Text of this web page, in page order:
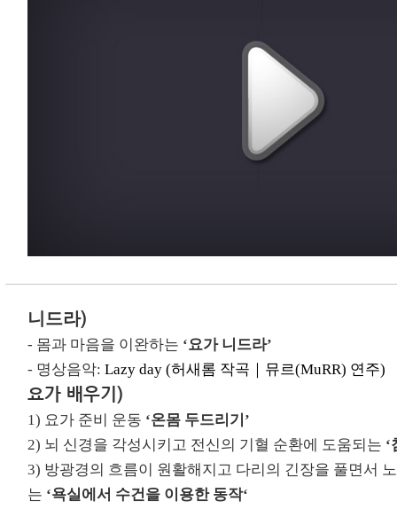
니드라)
- 몸과 마음을 이완하는 ‘요가 니드라’
- 명상음악:Lazy day (허새롬 작곡 ｜ 뮤르(MuRR) 연주)
요가 배우기 )
1) 요가 준비 운동 ‘온몸 두드리기’
2) 뇌 신경을 각성시키고 전신의 기혈 순환에 도움되는 ‘
3) 방광경의 흐름이 원활해지고 다리의 긴장을 풀면서
는 ‘욕실에서 수건을 이용한 동작‘